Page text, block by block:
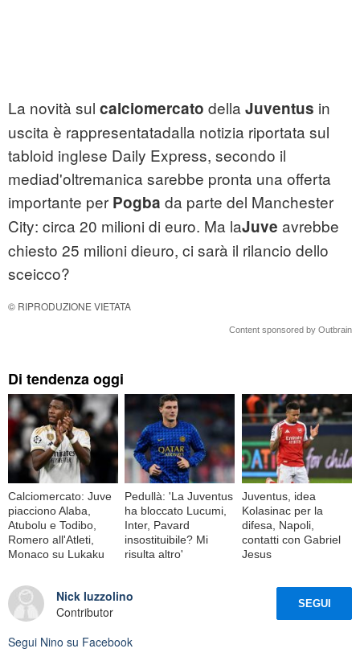
La novità sul calciomercato della Juventus in
uscita è rappresentatadalla notizia riportata sul
tabloid inglese Daily Express, secondo il
mediad'oltremanica sarebbe pronta una offerta
importante per Pogba da parte del Manchester
City: circa 20 milioni di euro. Ma laJuve avrebbe
chiesto 25 milioni dieuro, ci sarà il rilancio dello
sceicco?
© RIPRODUZIONE VIETATA
Content sponsored by Outbrain
Di tendenza oggi
Calciomercato: Juve
piacciono Alaba,
Atubolu e Todibo,
Romero all'Atleti,
Monaco su Lukaku
Pedullà: 'La Juventus
ha bloccato Lucumi,
Inter, Pavard
insostituibile? Mi
risulta altro'
Juventus, idea
Kolasinac per la
difesa, Napoli,
contatti con Gabriel
Jesus
Nick Iuzzolino
Contributor
SEGUI
Segui Nino su Facebook